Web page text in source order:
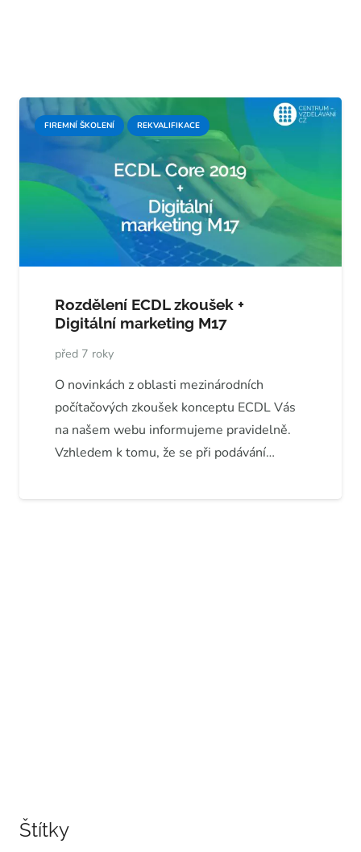
FIREMNÍ ŠKOLENÍ REKVALIFIKACE
Rozdělení ECDL zkoušek +
Digitální marketing M17
před 7 roky
O novinkách z oblasti mezinárodních
počítačových zkoušek konceptu ECDL Vás
na našem webu informujeme pravidelně.
Vzhledem k tomu, že se při podávání…
Štítky